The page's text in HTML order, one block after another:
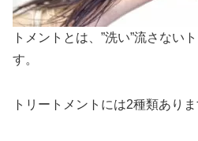
トメントとは、”洗い”流さない
す。
トリートメントには2種類ありま